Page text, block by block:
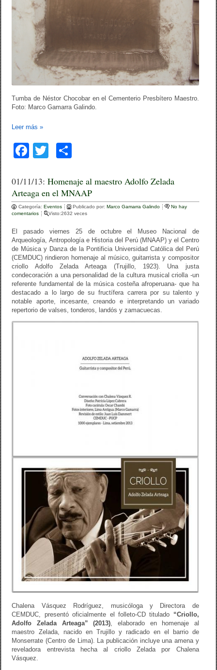
Tumba de Néstor Chocobar en el Cementerio Presbítero Maestro.
Foto: Marco Gamarra Galindo.
Leer más»
F
c
e
b
o
o
k
tt
er
m
p
ar
tir
01/11/13:Homenaje al maestro Adolfo Zelada
Arteaga en el MNAAP
Categoría:Eventos Publicado por:Marco Gamarra Galindo
No hay
comentarios
Visto:2632 veces
El pasado viernes 25 de octubre el Museo Nacional de
Arqueología, Antropología e Historia del Perú (MNAAP) y el Centro
de Música y Danza de la Pontificia Universidad Católica del Perú
(CEMDUC) rindieron homenaje al músico, guitarrista y compositor
criollo Adolfo Zelada Arteaga (Trujillo, 1923). Una justa
condecoración a una personalidad de la cultura musical criolla -un
referente fundamental de la música costeña afroperuana- que ha
destacado a lo largo de su fructífera carrera por su talento y
notable aporte, incesante, creando e interpretando un variado
repertorio de valses, tonderos, landós y zamacuecas.
Chalena Vásquez Rodríguez, musicóloga y Directora de
CEMDUC, presentó oficialmente el folleto-CD titulado “Criollo,
Adolfo Zelada Arteaga” (2013), elaborado en homenaje al
maestro Zelada, nacido en Trujillo y radicado en el barrio de
Monserrate (Centro de Lima). La publicación incluye una amena y
reveladora entrevista hecha al criollo Zelada por Chalena
Vásquez.